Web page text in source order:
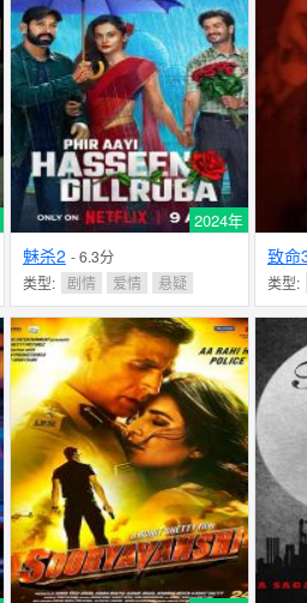
2024年
魅杀2 - 6.3分
类型: 剧情 爱情 悬疑
致命
类型: